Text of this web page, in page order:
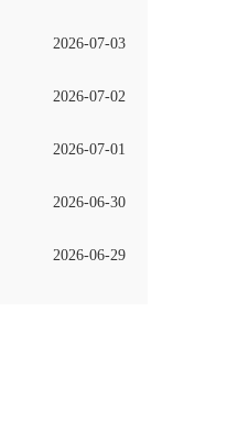
2026-07-03
2026-07-02
2026-07-01
2026-06-30
2026-06-29